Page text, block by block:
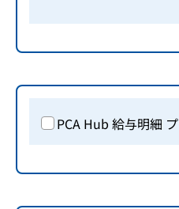
PCA Hub 給与明細